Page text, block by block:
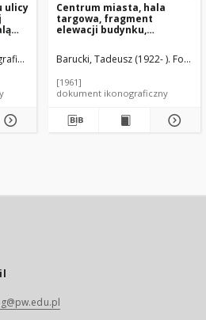
ulicy
Instytucja sprawcza
Centrum miasta, hala
targowa, fragment
elewacji budynku,
Brytania
Barucki, Tadeusz (1922- ). Fotograf
[1961]
dokument ikonograficzny